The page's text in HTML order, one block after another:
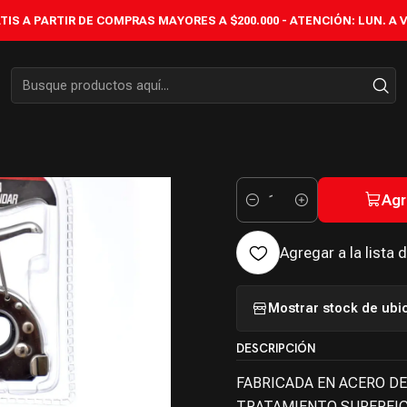
A PARTIR DE COMPRAS MAYORES A $200.000 - ATENCIÓN: LUN. A
ENGRAPADORAS MANUALES ENGRAPADORA MANUAL PARA GRAPAS
Cantidad
Agregar a la lista
Mostrar stock de
DESCRIPCIÓN
FABRICADA EN ACERO